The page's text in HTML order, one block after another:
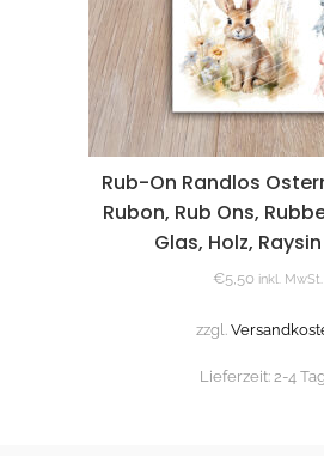
Rub-On Randlos
Rubon, Rub Ons,
Glas, Holz,
€5,50 inkl. MwSt.
zzgl.
Lieferzeit: 2-4